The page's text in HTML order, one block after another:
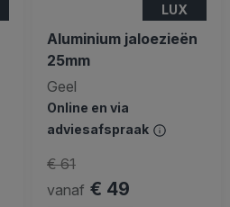
LUX
Aluminium jaloezieën
25mm
Geel
Online en via
adviesafspraak
vanaf € 49
€ 61